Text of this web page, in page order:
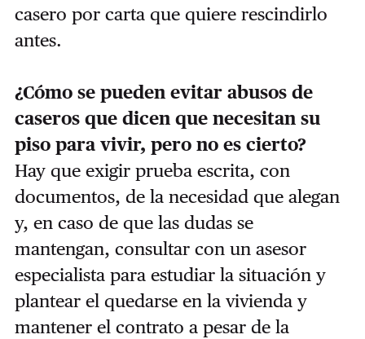
casero por carta que quiere rescindirlo
antes.
¿Cómo se pueden evitar abusos de
caseros que dicen que necesitan su
piso para vivir, pero no es cierto?
Hay que exigir prueba escrita, con
documentos, de la necesidad que alegan
y, en caso de que las dudas se
mantengan, consultar con un asesor
especialista para estudiar la situación y
plantear el quedarse en la vivienda y
mantener el contrato a pesar de la